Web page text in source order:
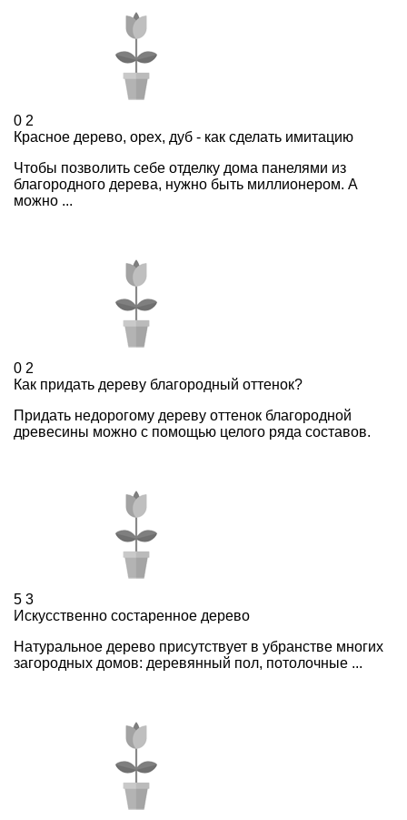
0 2
Красное дерево, орех, дуб - как сделать имитацию
Чтобы позволить себе отделку дома панелями из
благородного дерева, нужно быть миллионером. А
можно ...
0 2
Как придать дереву благородный оттенок?
Придать недорогому дереву оттенок благородной
древесины можно с помощью целого ряда составов.
5 3
Искусственно состаренное дерево
Натуральное дерево присутствует в убранстве многих
загородных домов: деревянный пол, потолочные ...